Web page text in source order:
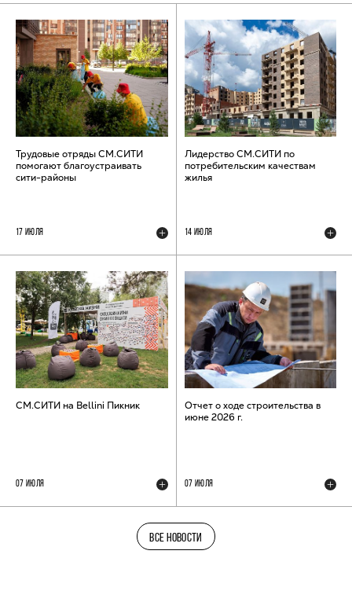
Трудовые отряды СМ.СИТИ
помогают благоустраивать
сити-районы
17 ИЮЛЯ
Лидерство СМ.СИТИ по
потребительским качествам
жилья
14 ИЮЛЯ
СМ.СИТИ на Bellini Пикник
07 ИЮЛЯ
Отчет о ходе строительства в
июне 2026 г.
07 ИЮЛЯ
ВСЕ НОВОСТИ